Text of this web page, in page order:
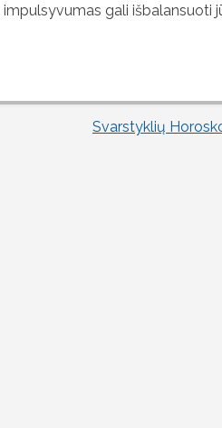
gali išbalansuoti
Svarstyklių